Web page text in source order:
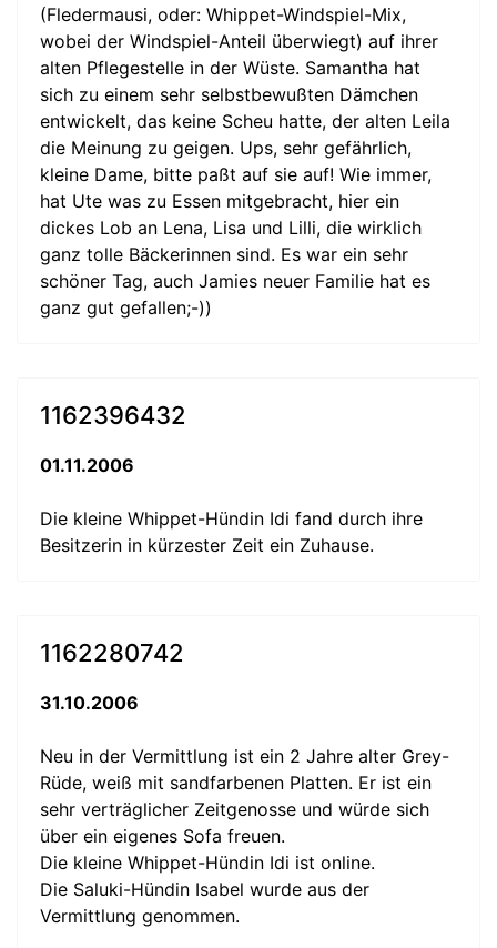
(Fledermausi, oder: Whippet-Windspiel-Mix,
wobei der Windspiel-Anteil überwiegt) auf ihrer
alten Pflegestelle in der Wüste. Samantha hat
sich zu einem sehr selbstbewußten Dämchen
entwickelt, das keine Scheu hatte, der alten Leila
die Meinung zu geigen. Ups, sehr gefährlich,
kleine Dame, bitte paßt auf sie auf! Wie immer,
hat Ute was zu Essen mitgebracht, hier ein
dickes Lob an Lena, Lisa und Lilli, die wirklich
ganz tolle Bäckerinnen sind. Es war ein sehr
schöner Tag, auch Jamies neuer Familie hat es
ganz gut gefallen;-))
1162396432
01.11.2006
Die kleine Whippet-Hündin Idi fand durch ihre
Besitzerin in kürzester Zeit ein Zuhause.
1162280742
31.10.2006
Neu in der Vermittlung ist ein 2 Jahre alter Grey-
Rüde, weiß mit sandfarbenen Platten. Er ist ein
sehr verträglicher Zeitgenosse und würde sich
über ein eigenes Sofa freuen.
Die kleine Whippet-Hündin Idi ist online.
Die Saluki-Hündin Isabel wurde aus der
Vermittlung genommen.